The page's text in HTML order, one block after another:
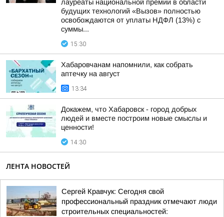
лауреаты национальной премии в области
будущих технологий «Вызов» полностью
освобождаются от уплаты НДФЛ (13%) с
суммы...
15:30
Хабаровчанам напомнили, как собрать
аптечку на август
13:34
Докажем, что Хабаровск - город добрых
людей и вместе построим новые смыслы и
ценности!
14:30
ЛЕНТА НОВОСТЕЙ
Сергей Кравчук: Сегодня свой
профессиональный праздник отмечают люди
строительных специальностей: